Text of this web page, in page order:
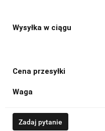
Wysyłka w ciągu
Cena przesyłki
Waga
Zadaj pytanie